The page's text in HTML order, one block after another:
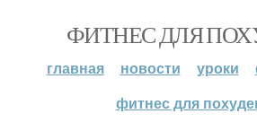
ФИТНЕС ДЛЯ
главная новости уроки
фитнес для